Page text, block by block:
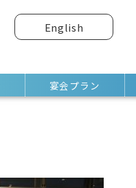
English
宴会プラン